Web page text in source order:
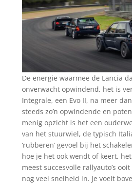
De energie waarmee de Lancia
onverwacht opwindend, het is
Integrale, een Evo II, na meer
steeds zo’n opwindende en
menig opzicht is het een
van het stuurwiel, de typisch
‘rubberen’ gevoel bij het
hoe je het ook wendt of keert,
meest succesvolle rallyauto’s
nog veel snelheid in. Je voelt